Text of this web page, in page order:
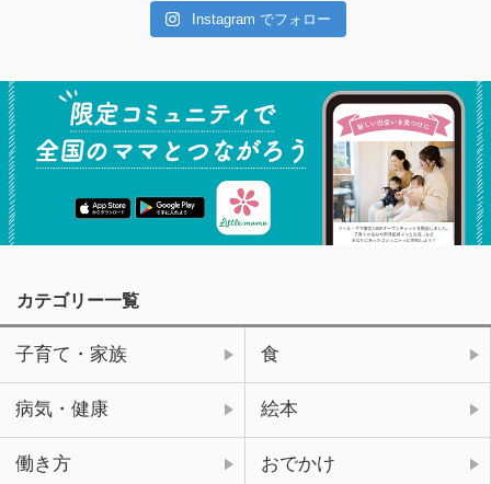
Instagram でフォロー
カテゴリー一覧
子育て・家族 食
病気・健康 絵本
働き方 おでかけ